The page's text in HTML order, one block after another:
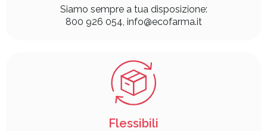
Siamo sempre a tua disposizione:
800 926 054, info@ecofarma.it
Flessibili